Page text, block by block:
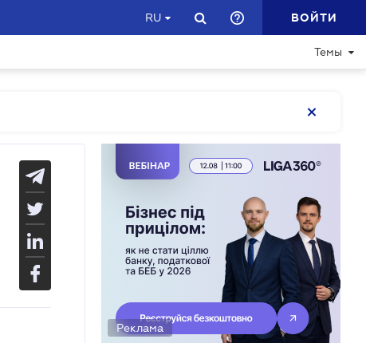
RU ВОЙТИ
Темы
Реклама